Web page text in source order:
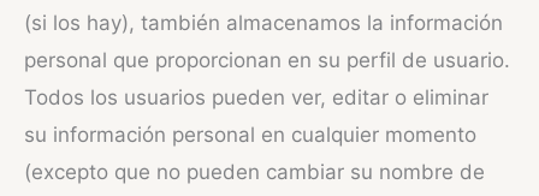
(si los hay), también almacenamos la información
personal que proporcionan en su perfil de usuario.
Todos los usuarios pueden ver, editar o eliminar
su información personal en cualquier momento
(excepto que no pueden cambiar su nombre de